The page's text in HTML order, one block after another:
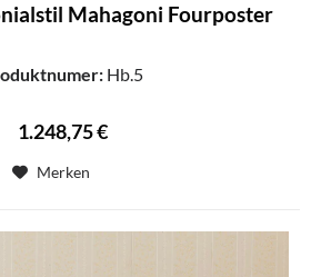
Mahagoni Fourposter
Hb.5
1.248,75 €
Merken